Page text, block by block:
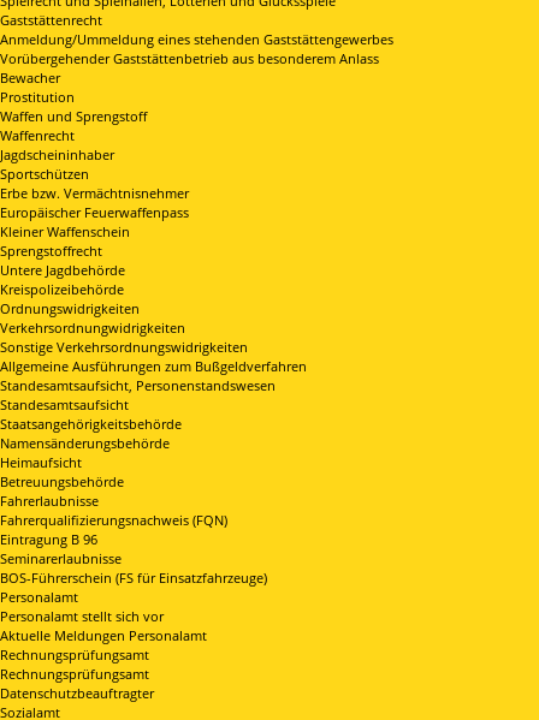
Gaststättenrecht
Anmeldung/Ummeldung eines stehenden Gaststättengewerbes
Vorübergehender Gaststättenbetrieb aus besonderem Anlass
Bewacher
Prostitution
Waffen und Sprengstoff
Waffenrecht
Jagdscheininhaber
Sportschützen
Erbe bzw. Vermächtnisnehmer
Europäischer Feuerwaffenpass
Kleiner Waffenschein
Sprengstoffrecht
Untere Jagdbehörde
Kreispolizeibehörde
Ordnungswidrigkeiten
Verkehrsordnungwidrigkeiten
Sonstige Verkehrsordnungswidrigkeiten
Allgemeine Ausführungen zum Bußgeldverfahren
Standesamtsaufsicht, Personenstandswesen
Standesamtsaufsicht
Staatsangehörigkeitsbehörde
Namensänderungsbehörde
Heimaufsicht
Betreuungsbehörde
Fahrerlaubnisse
Fahrerqualifizierungsnachweis (FQN)
Eintragung B 96
Seminarerlaubnisse
BOS-Führerschein (FS für Einsatzfahrzeuge)
Personalamt
Personalamt stellt sich vor
Aktuelle Meldungen Personalamt
Rechnungsprüfungsamt
Rechnungsprüfungsamt
Datenschutzbeauftragter
Sozialamt